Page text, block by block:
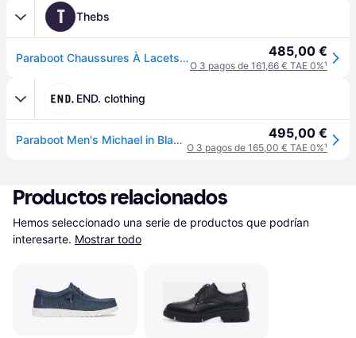
T Thebs
Paraboot Chaussures À Lacets - Michael 485,00 €
O 3 pagos de 161,66 € TAE 0%¹
END. clothing
Paraboot Men's Michael in Black, Size UK 10 | END. Clothing 495,00 €
O 3 pagos de 165,00 € TAE 0%¹
Productos relacionados
Hemos seleccionado una serie de productos que podrían
interesarte. Mostrar todo